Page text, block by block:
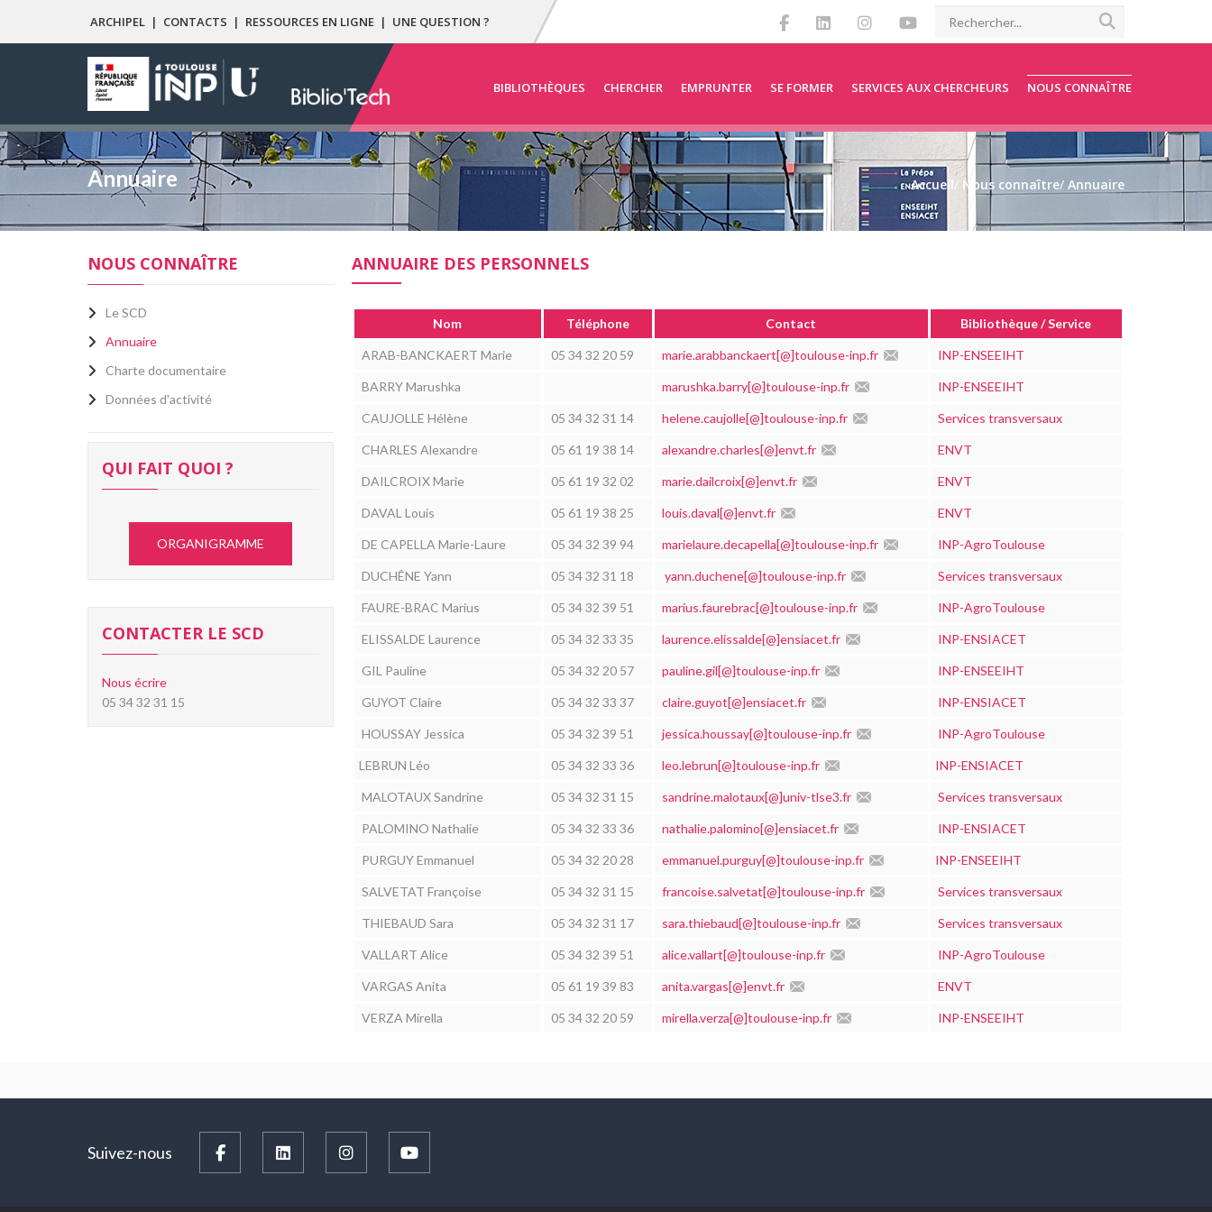
ARCHIPEL | CONTACTS | RESSOURCES EN LIGNE | UNE QUESTION ?
BIBLIOTHÈQUES CHERCHER EMPRUNTER SE FORMER SERVICES AUX CHERCHEURS NOUS CONNAÎTRE
Annuaire Accueil/ Nous connaître/ Annuaire
ANNUAIRE DES PERSONNELS
Nom Téléphone Contact Bibliothèque / Service
ARAB-BANCKAERT Marie 05 34 32 20 59 marie.arabbanckaert[@]toulouse-inp.fr INP-ENSEEIHT
BARRY Marushka marushka.barry[@]toulouse-inp.fr INP-ENSEEIHT
CAUJOLLE Hélène 05 34 32 31 14 helene.caujolle[@]toulouse-inp.fr Services transversaux
CHARLES Alexandre 05 61 19 38 14 alexandre.charles[@]envt.fr ENVT
DAILCROIX Marie 05 61 19 32 02 marie.dailcroix[@]envt.fr ENVT
DAVAL Louis 05 61 19 38 25 louis.daval[@]envt.fr ENVT
DE CAPELLA Marie-Laure 05 34 32 39 94 marielaure.decapella[@]toulouse-inp.fr INP-AgroToulouse
DUCHÊNE Yann 05 34 32 31 18 yann.duchene[@]toulouse-inp.fr Services transversaux
FAURE-BRAC Marius 05 34 32 39 51 marius.faurebrac[@]toulouse-inp.fr INP-AgroToulouse
ELISSALDE Laurence 05 34 32 33 35 laurence.elissalde[@]ensiacet.fr INP-ENSIACET
GIL Pauline 05 34 32 20 57 pauline.gil[@]toulouse-inp.fr INP-ENSEEIHT
GUYOT Claire 05 34 32 33 37 claire.guyot[@]ensiacet.fr INP-ENSIACET
HOUSSAY Jessica 05 34 32 39 51 jessica.houssay[@]toulouse-inp.fr INP-AgroToulouse
LEBRUN Léo 05 34 32 33 36 leo.lebrun[@]toulouse-inp.fr INP-ENSIACET
MALOTAUX Sandrine 05 34 32 31 15 sandrine.malotaux[@]univ-tlse3.fr Services transversaux
PALOMINO Nathalie 05 34 32 33 36 nathalie.palomino[@]ensiacet.fr INP-ENSIACET
PURGUY Emmanuel 05 34 32 20 28 emmanuel.purguy[@]toulouse-inp.fr INP-ENSEEIHT
SALVETAT Françoise 05 34 32 31 15 francoise.salvetat[@]toulouse-inp.fr Services transversaux
THIEBAUD Sara 05 34 32 31 17 sara.thiebaud[@]toulouse-inp.fr Services transversaux
VALLART Alice 05 34 32 39 51 alice.vallart[@]toulouse-inp.fr INP-AgroToulouse
VARGAS Anita 05 61 19 39 83 anita.vargas[@]envt.fr ENVT
VERZA Mirella 05 34 32 20 59 mirella.verza[@]toulouse-inp.fr INP-ENSEEIHT
NOUS CONNAÎTRE
Le SCD
Annuaire
Charte documentaire
Données d'activité
QUI FAIT QUOI ?
ORGANIGRAMME
CONTACTER LE SCD
Nous écrire
05 34 32 31 15
Suivez-nous